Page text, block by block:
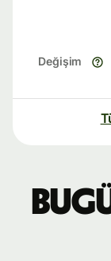
Değişim